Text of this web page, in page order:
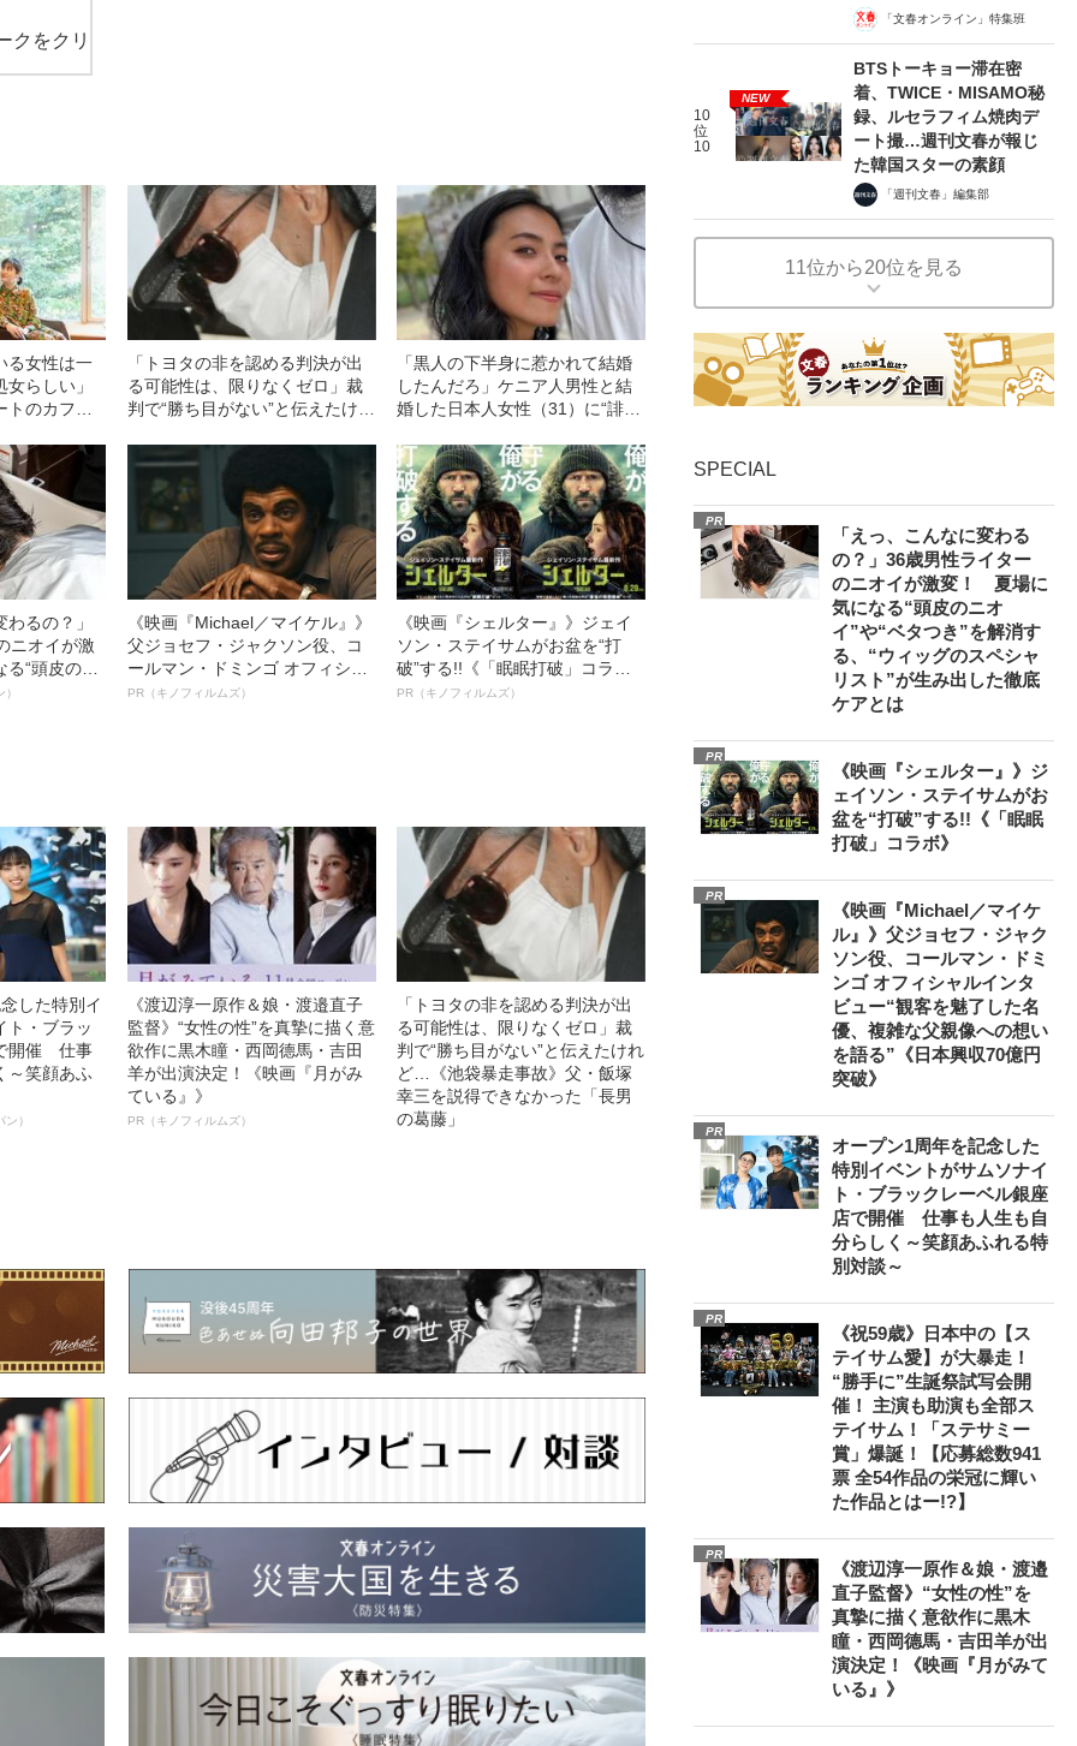
クをクリ
る女性は一
らしい」
のカフェ
”さ
「トヨタの非を認める判決が出
る可能性は、限りなくゼロ」裁
判で“勝ち目がない”と伝えたけれ
幸三を説得できなかった「長男
の葛藤」
「黒人の下半身に惹かれて結婚
したんだろ」ケニア人男性と結
婚した日本人女性（31）に“誹謗
感じる“外国人差別”のリアル
るの？」
ニオイが激
“頭皮のニ
解消す
《映画『Michael／マイケル』》
父ジョセフ・ジャクソン役、コ
ールマン・ドミンゴ オフィシャ
ルインタビュー“観客を魅了した
PR（キノフィルムズ）
《映画『シェルター』》ジェイ
ソン・ステイサムがお盆を“打
破”する!!《「眠眠打破」コラ
ボ》
PR（キノフィルムズ）
した特別イ
ト・ブラッ
開催 仕事
～笑顔あふ
）
《渡辺淳一原作＆娘・渡邉直子
監督》“女性の性”を真摯に描く意
欲作に黒木瞳・西岡德馬・吉田
羊が出演決定！《映画『月がみ
ている』》
PR（キノフィルムズ）
「トヨタの非を認める判決が出
る可能性は、限りなくゼロ」裁
判で“勝ち目がない”と伝えたけれ
ど…《池袋暴走事故》父・飯塚
幸三を説得できなかった「長男
の葛藤」
「文春オンライン」特集班
10
位
10
NEW
BTSトーキョー滞在密
着、TWICE・MISAMO秘
録、ルセラフィム焼肉デ
ート撮…週刊文春が報じ
た韓国スターの素顔
「週刊文春」編集部
11位から20位を見る
SPECIAL
PR
「えっ、こんなに変わる
の？」36歳男性ライター
のニオイが激変！ 夏場に
気になる“頭皮のニオ
イ”や“ベタつき”を解消す
る、“ウィッグのスペシャ
リスト”が生み出した徹底
ケアとは
PR
《映画『シェルター』》ジ
ェイソン・ステイサムがお
盆を“打破”する!!《「眠眠
打破」コラボ》
PR
《映画『Michael／マイケ
ル』》父ジョセフ・ジャク
ソン役、コールマン・ドミ
ンゴ オフィシャルインタ
ビュー“観客を魅了した名
優、複雑な父親像への想い
を語る”《日本興収70億円
突破》
PR
オープン1周年を記念した
特別イベントがサムソナイ
ト・ブラックレーベル銀座
店で開催 仕事も人生も自
分らしく～笑顔あふれる特
別対談～
PR
《祝59歳》日本中の【ス
テイサム愛】が大暴走！
“勝手に”生誕祭試写会開
催！ 主演も助演も全部ス
テイサム！「ステサミー
賞」爆誕！【応募総数941
票 全54作品の栄冠に輝い
た作品とはー!?】
PR
《渡辺淳一原作＆娘・渡邉
直子監督》“女性の性”を
真摯に描く意欲作に黒木
瞳・西岡德馬・吉田羊が出
演決定！《映画『月がみて
いる』》